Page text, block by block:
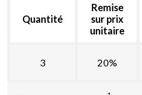
Quantité
Remise
sur prix
unitaire
3 20%